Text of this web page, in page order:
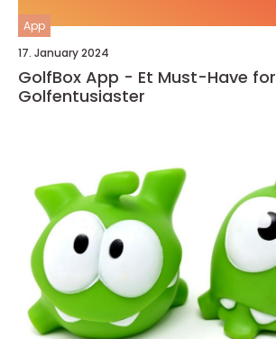
App
17. January 2024
GolfBox App - Et Must-Have for
Golfentusiaster